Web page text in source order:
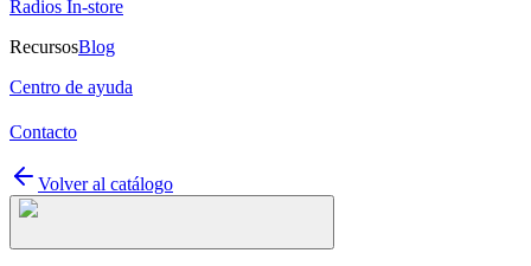
Radios In-store
RecursosBlog
Centro de ayuda
Contacto
Volver al catálogo